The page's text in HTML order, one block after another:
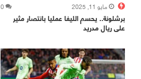
مايو 11, 2025 0
برشلونة.. يحسم الليغا عمليا بانتصار مثير
على ريال مدريد